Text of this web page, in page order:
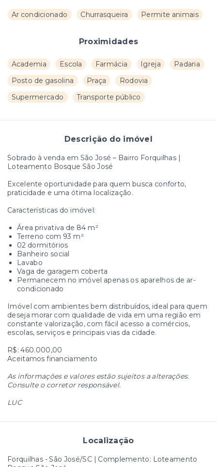
Ar condicionado Churrasqueira Permite animais
Proximidades
Academia Escola Farmácia Igreja
Padaria
Posto de gasolina
Praça
Rodovia
Supermercado
Transporte público
Descrição do imóvel
Sobrado à venda em São José – Bairro Forquilhas |
Loteamento Bosque São José
Excelente oportunidade para quem busca conforto,
praticidade e uma ótima localização.
Características do imóvel:
Área privativa de 84 m²
Terreno com 93 m²
02 dormitórios
Banheiro social
Lavabo
Vaga de garagem coberta
Permanecem no imóvel apenas os aparelhos de ar-
condicionado
Imóvel com ambientes bem distribuídos, ideal para quem
deseja morar com qualidade de vida em uma região em
constante valorização, com fácil acesso a comércios,
escolas, serviços e principais vias da cidade.
R$: 460.000,00
Aceitamos financiamento
As informações e valores estão sujeitos a alterações.
Consulte o corretor responsável.
LUC
Localização
Forquilhas - São José/SC | Complemento: Loteamento